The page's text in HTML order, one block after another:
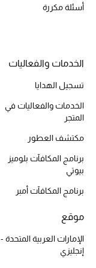
المكياج
مستحضرات العناية
العناية بالشعر
الصحة والعافية
الجمال في بلوميز
أسئلة مكررة
الخدمات والفعاليات
تسجيل الهدايا
الخدمات والفعاليات في
المتجر
مكتشف العطور
برنامج المكافآت بلوميز
بيوتي
برنامج المكافآت أمبر
موقع
الإمارات العربية المتحدة -
إنجليزي